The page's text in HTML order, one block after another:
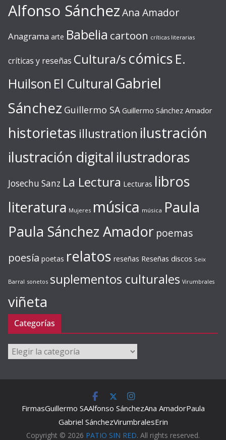
Alfonso SánchezAna Amador
Anagrama arte Babelia cartoon críticas literarias
críticas y reseñas Cultura/s cómics E.
Huilson El Cultural Gabriel
Sánchez Guillermo SA Guillermo Sánchez Amador
historietas illustration ilustración
ilustración digital ilustradoras
Josechu Sanz La Lectura Lecturas libros
literatura Mujeres música música Paula
Paula Sánchez Amador poemas
poesía poetas relatos reseñas Reseñas discos Seix
Barral sonetos suplementos culturales Virumbrales
viñeta
Categorías
Categorías
FirmasGuillermo SAAlfonso SánchezAna AmadorPaula
Gabriel SánchezVirumbralesErin
Copyright © 2026 PATIO SIN RED. All rights reserved.